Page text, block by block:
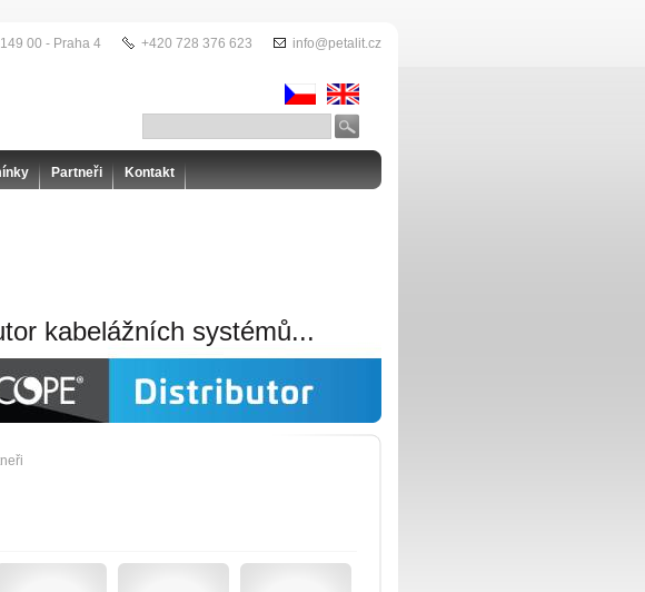
Partneři Kontakt
kabelážních systémů...
00 - Praha 4 +420 728 376 623 info@petalit.cz